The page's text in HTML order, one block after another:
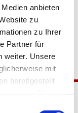
anbieten
zu
zu Ihrer
Partner für
weiter. Unsere
mit
bereitgestellt